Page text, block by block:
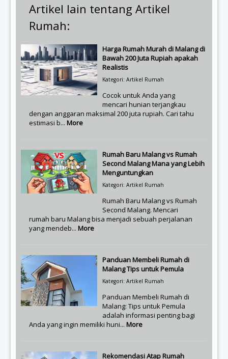
Artikel lain tentang Artikel
Rumah:
Harga Rumah Murah di Malang di
Bawah 200 Juta Rupiah apakah
Realistis
Kategori: Artikel Rumah
Cocok untuk Anda yang
mencari hunian terjangkau
dengan anggaran maksimal 200 juta rupiah. Cari tahu
estimasi b... More
Rumah Baru Malang vs Rumah
Second Malang Mana yang Lebih
Menguntungkan
Kategori: Artikel Rumah
Rumah Baru Malang vs Rumah
Second Malang. Mencari
rumah baru Malang bisa menjadi sebuah perjalanan
yang mendeb... More
Panduan Membeli Rumah di
Malang Tips untuk Pemula
Kategori: Artikel Rumah
Panduan Membeli Rumah di
Malang: Tips untuk Pemula
adalah informasi penting bagi
Anda yang ingin memiliki huni... More
Rekomendasi Atap Rumah